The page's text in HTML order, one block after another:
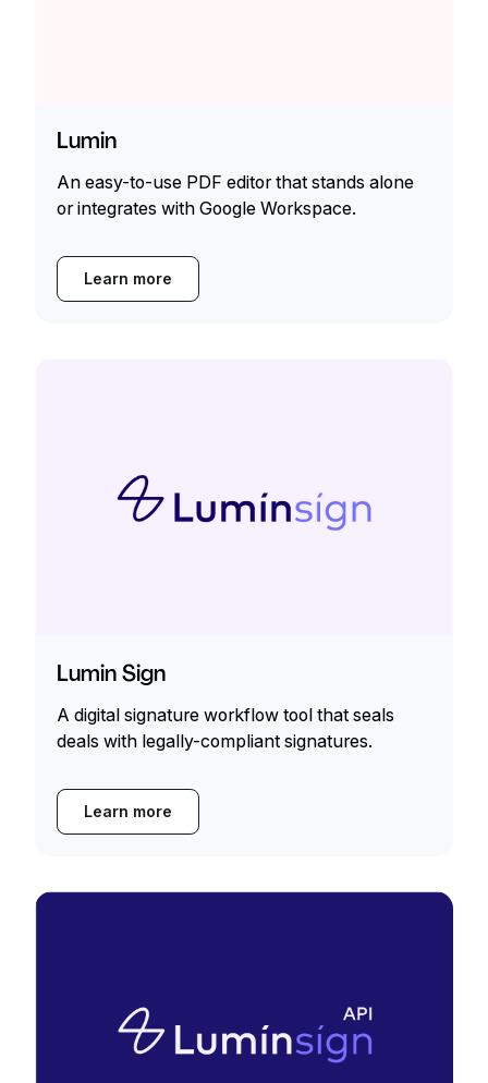
Lumin
An easy-to-use PDF editor that stands alone
or integrates with Google Workspace.
Learn more
Lumin Sign
A digital signature workflow tool that seals
deals with legally-compliant signatures.
Learn more